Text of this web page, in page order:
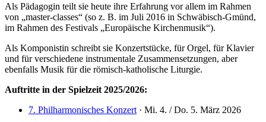
Als Pädagogin teilt sie heute ihre Erfahrung vor allem im Rahmen
von „master-classes“ (so z. B. im Juli 2016 in Schwäbisch-Gmünd,
im Rahmen des Festivals „Europäische Kirchenmusik“).
Als Komponistin schreibt sie Konzertstücke, für Orgel, für Klavier
und für verschiedene instrumentale Zusammensetzungen, aber
ebenfalls Musik für die römisch-katholische Liturgie.
Auftritte in der Spielzeit 2025/2026:
7. Philharmonisches Konzert · Mi. 4. / Do. 5. März 2026